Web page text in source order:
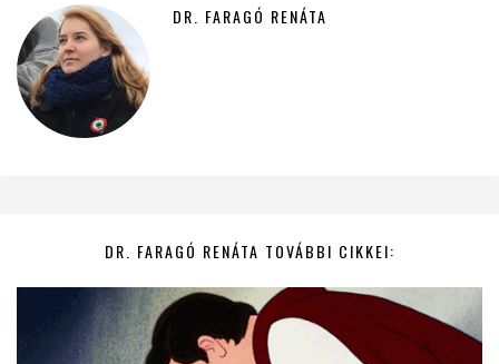
DR. FARAGÓ RENÁTA
DR. FARAGÓ RENÁTA TOVÁBBI CIKKEI: